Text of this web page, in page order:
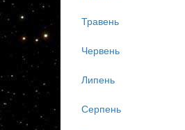
Травень
Червень
Липень
Серпень